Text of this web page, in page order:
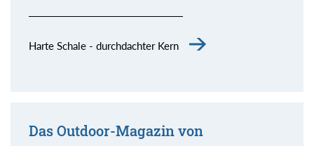
Harte Schale - durchdachter Kern
Das Outdoor-Magazin von